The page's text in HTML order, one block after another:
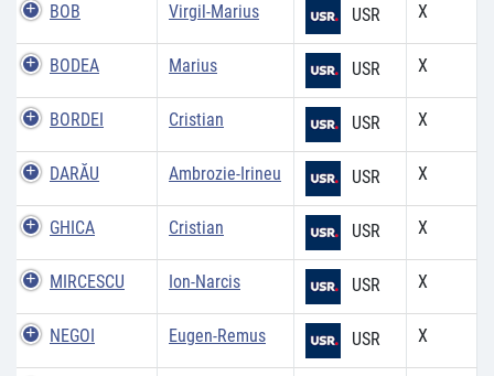
BOB Virgil-Marius USR X
BODEA Marius USR X
BORDEI Cristian USR X
DARĂU Ambrozie-Irineu USR X
GHICA Cristian USR X
MIRCESCU Ion-Narcis USR X
NEGOI Eugen-Remus USR X